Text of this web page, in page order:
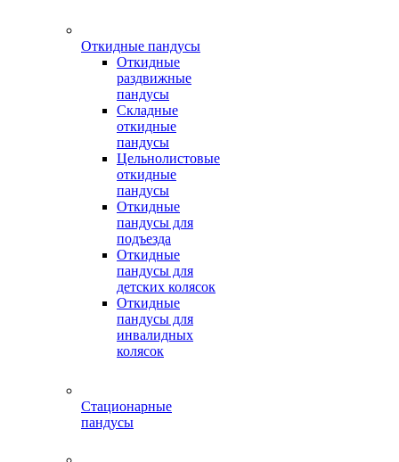
Откидные пандусы
Откидные
раздвижные
пандусы
Складные
откидные
пандусы
Цельнолистовые
откидные
пандусы
Откидные
пандусы для
подъезда
Откидные
пандусы для
детских колясок
Откидные
пандусы для
инвалидных
колясок
Стационарные
пандусы